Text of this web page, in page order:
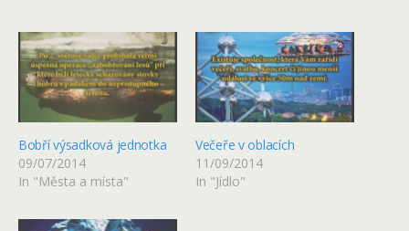
Bobří výsadková jednotka
09/07/2014
In "Města a místa"
Večeře v oblacích
11/09/2014
In "Jídlo"